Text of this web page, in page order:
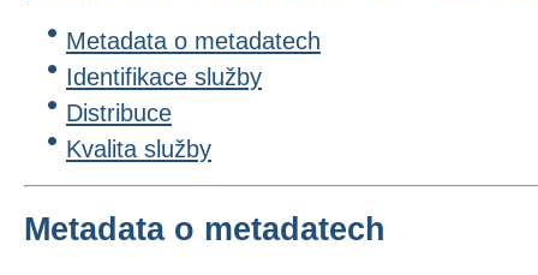
Metadata o metadatech
Identifikace služby
Distribuce
Kvalita služby
Metadata o metadatech